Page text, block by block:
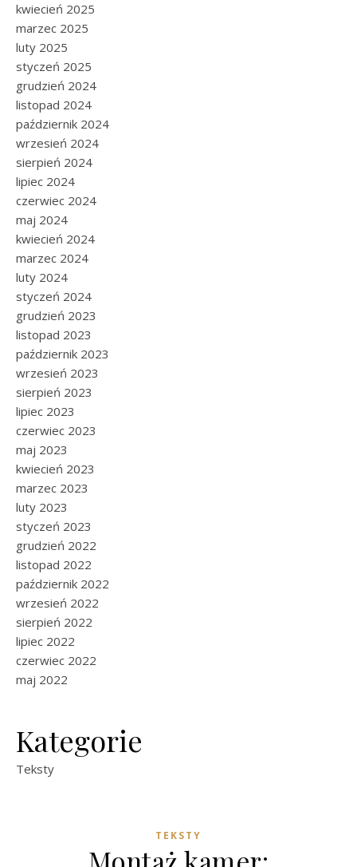
kwiecień 2025
marzec 2025
luty 2025
styczeń 2025
grudzień 2024
listopad 2024
październik 2024
wrzesień 2024
sierpień 2024
lipiec 2024
czerwiec 2024
maj 2024
kwiecień 2024
marzec 2024
luty 2024
styczeń 2024
grudzień 2023
listopad 2023
październik 2023
wrzesień 2023
sierpień 2023
lipiec 2023
czerwiec 2023
maj 2023
kwiecień 2023
marzec 2023
luty 2023
styczeń 2023
grudzień 2022
listopad 2022
październik 2022
wrzesień 2022
sierpień 2022
lipiec 2022
czerwiec 2022
maj 2022
Kategorie
Teksty
TEKSTY